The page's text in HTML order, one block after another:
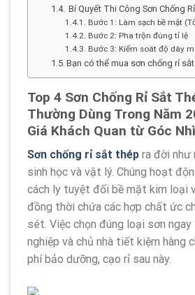
Bí Quyết Thi Công Sơn Chống
Bước 1: Làm sạch bề mặt
Bước 2: Pha trộn đúng tỉ lệ
Bước 3: Kiểm soát độ dày
Bạn có thể mua sơn chống rỉ
Top 4 Sơn Chống Rỉ Sắt
Thường Dùng Trong Năm
Giá Khách Quan từ Góc
Sơn chống rỉ sắt thép ra đời như
sinh học và vật lý. Chúng hoạt
cách ly tuyệt đối bề mặt kim loại
đồng thời chứa các hợp chất ức
sét. Việc chọn đúng loại sơn
nghiệp và chủ nhà tiết kiệm hàng
phí bảo dưỡng, cạo rỉ sau này.